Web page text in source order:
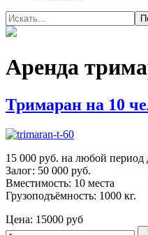
Аренда
Тримаран на 10
15 000 руб. на любой период
Залог: 50 000 руб.
Вместимость: 10 места
Грузоподъёмность: 1000 кг.
Цена: 15000 руб